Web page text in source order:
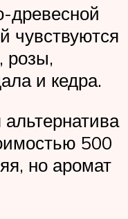
древесной
чувствуются
розы,
и кедра.
500
но аромат